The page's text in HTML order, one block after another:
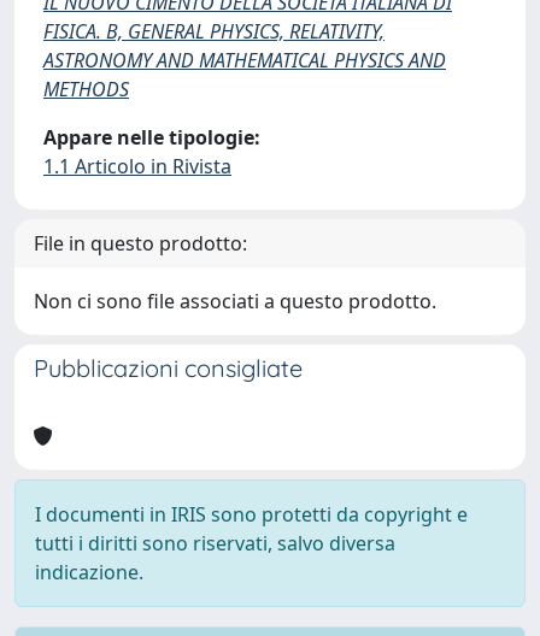
FISICA. B, GENERAL PHYSICS, RELATIVITY,
ASTRONOMY AND MATHEMATICAL PHYSICS AND
METHODS
Appare nelle tipologie:
1.1 Articolo in Rivista
File in questo prodotto:
Non ci sono file associati a questo prodotto.
Pubblicazioni consigliate
I documenti in IRIS sono protetti da copyright e
tutti i diritti sono riservati, salvo diversa
indicazione.